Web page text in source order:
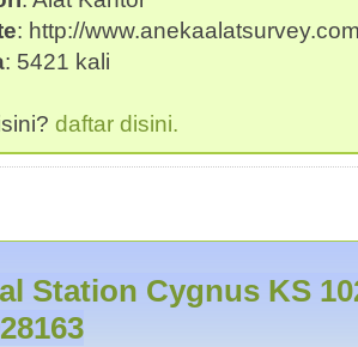
: http://
: 5421 kali
daftar disini.
Station Cygnus KS